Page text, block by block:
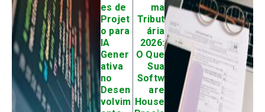
es de
Projet
o para
IA
Gener
ativa
no
Desen
volvim
ma
Tribut
ária
2026:
O Que
Sua
Softw
are
House